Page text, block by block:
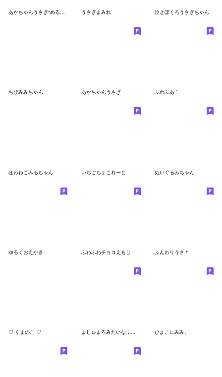
うさぎまみれ 泣きぼくろうさぎちゃん
ちびみみちゃん あかちゃんうさぎ ふわふあ ᐝ
ほわねこみるちゃん いちごちょこれーと ぬいぐるみちゃん
ゆるくおえかき ふわふわチョコえもじ ふんわりうさ *
♡ くまのこ ♡ ましゅまろみたいなふわふわうさぎ ひよこにみみ。